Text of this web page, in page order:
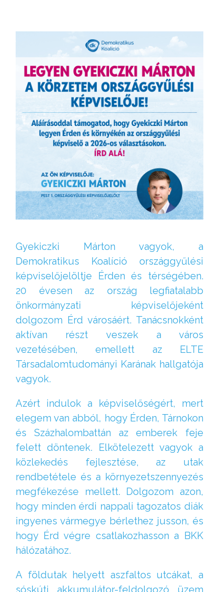
Gyekiczki Márton vagyok, a
Demokratikus Koalíció országgyűlési
képviselőjelöltje Érden és térségében.
20 évesen az ország legfiatalabb
önkormányzati képviselőjeként
dolgozom Érd városáért. Tanácsnokként
aktívan részt veszek a város
vezetésében, emellett az ELTE
Társadalomtudományi Karának hallgatója
vagyok.
Azért indulok a képviselőségért, mert
elegem van abból, hogy Érden, Tárnokon
és Százhalombattán az emberek feje
felett döntenek. Elkötelezett vagyok a
közlekedés fejlesztése, az utak
rendbetétele és a környezetszennyezés
megfékezése mellett. Dolgozom azon,
hogy minden érdi nappali tagozatos diák
ingyenes vármegye bérlethez jusson, és
hogy Érd végre csatlakozhasson a BKK
hálózatához.
A földutak helyett aszfaltos utcákat, a
sóskúti akkumulátor-feldolgozó üzem